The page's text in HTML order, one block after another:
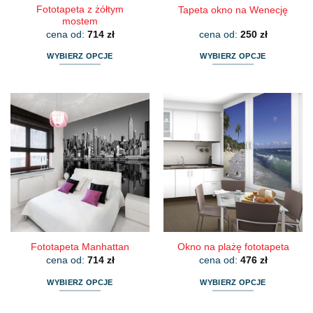
Fototapeta z żółtym
mostem
cena od: 714 zł
WYBIERZ OPCJE
ma
wiele
wariantów.
Opcje
można
wybrać
na
stronie
produktu
Tapeta okno na Wenecję
cena od: 250 zł
WYBIERZ OPCJE
ma
wariantów.
Opcje
można
wybrać
na
stronie
produktu
Fototapeta Manhattan
cena od: 714 zł
WYBIERZ OPCJE
Okno na plażę fototapeta
cena od: 476 zł
WYBIERZ OPCJE